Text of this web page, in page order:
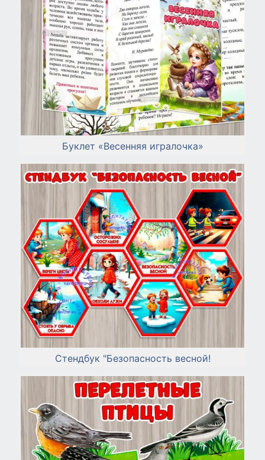
Буклет «Весенняя игралочка»
Стендбук "Безопасность весной!